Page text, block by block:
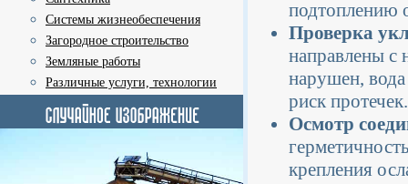
Системы жизнеобеспечения
Загородное строительство
Земляные работы
Различные услуги, технологии
подтоплению
Проверка
направлены с
нарушен, вода
риск протечек.
Осмотр
крепления